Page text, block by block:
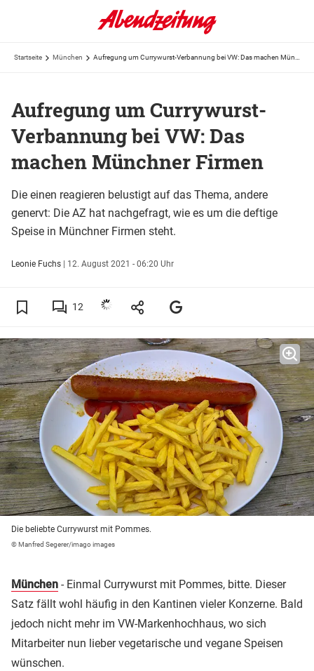
Startseite München
Aufregung um Currywurst-
Verbannung bei VW: Das
machen Münchner Firmen
Die einen reagieren belustigt auf das Thema, andere
genervt: Die AZ hat nachgefragt, wie es um die deftige
Speise in Münchner Firmen steht.
Leonie Fuchs | 12. August 2021 - 06:20 Uhr
12
Die beliebte Currywurst mit Pommes.
© Manfred Segerer/imago images
München - Einmal Currywurst mit Pommes, bitte. Dieser
Satz fällt wohl häufig in den Kantinen vieler Konzerne. Bald
jedoch nicht mehr im VW-Markenhochhaus, wo sich
Mitarbeiter nun lieber vegetarische und vegane Speisen
wünschen.